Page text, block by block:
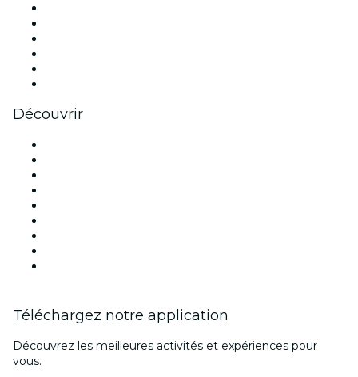
Découvrir
Téléchargez notre application
Découvrez les meilleures activités et expériences pour
vous.